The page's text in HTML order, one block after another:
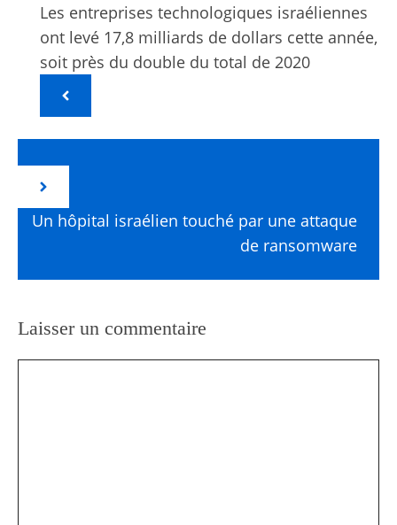
Les entreprises technologiques israéliennes
ont levé 17,8 milliards de dollars cette année,
soit près du double du total de 2020
Un hôpital israélien touché par une attaque
de ransomware
Laisser un commentaire